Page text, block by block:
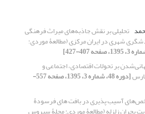
تحلیلی بر نقش جاذبه‌های میراث فرهنگی
شهری در ایران مرکزی (مطالعۀ موردی:
بر تحولات اقتصادی، اجتماعی و
[دوره 48، شماره 3، 1395، صفحه 557-
آسیب پذیری در بافت های فرسودۀ
بحران زلزله (مطالعۀ موردی: محلۀ سیروس